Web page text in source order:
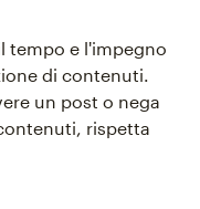
tempo e l'impegno
di contenuti.
un post o nega
rispetta